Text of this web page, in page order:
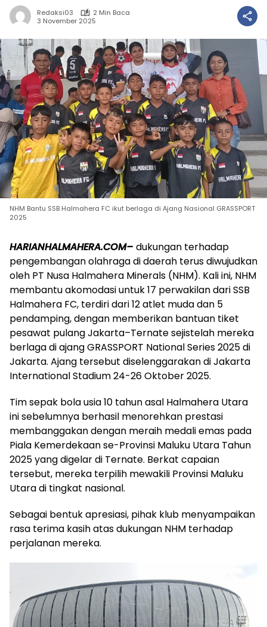
Redaksi03
2 Min Baca
3 November 2025
NHM Bantu SSB Halmahera FC ikut berlaga di Ajang Nasional GRASSPORT
2025
HARIANHALMAHERA.COM– dukungan terhadap
pengembangan olahraga di daerah terus diwujudkan
oleh PT Nusa Halmahera Minerals (NHM). Kali ini, NHM
membantu akomodasi untuk 17 perwakilan dari SSB
Halmahera FC, terdiri dari 12 atlet muda dan 5
pendamping, dengan memberikan bantuan tiket
pesawat pulang Jakarta–Ternate sejistelah mereka
berlaga di ajang GRASSPORT National Series 2025 di
Jakarta. Ajang tersebut diselenggarakan di Jakarta
International Stadium 24-26 Oktober 2025.
Tim sepak bola usia 10 tahun asal Halmahera Utara
ini sebelumnya berhasil menorehkan prestasi
membanggakan dengan meraih medali emas pada
Piala Kemerdekaan se-Provinsi Maluku Utara Tahun
2025 yang digelar di Ternate. Berkat capaian
tersebut, mereka terpilih mewakili Provinsi Maluku
Utara di tingkat nasional.
Sebagai bentuk apresiasi, pihak klub menyampaikan
rasa terima kasih atas dukungan NHM terhadap
perjalanan mereka.